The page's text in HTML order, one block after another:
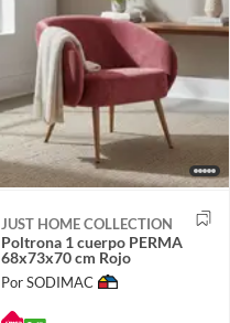
JUST HOME COLLECTION
Poltrona 1 cuerpo PERMA
68x73x70 cm Rojo
Por SODIMAC